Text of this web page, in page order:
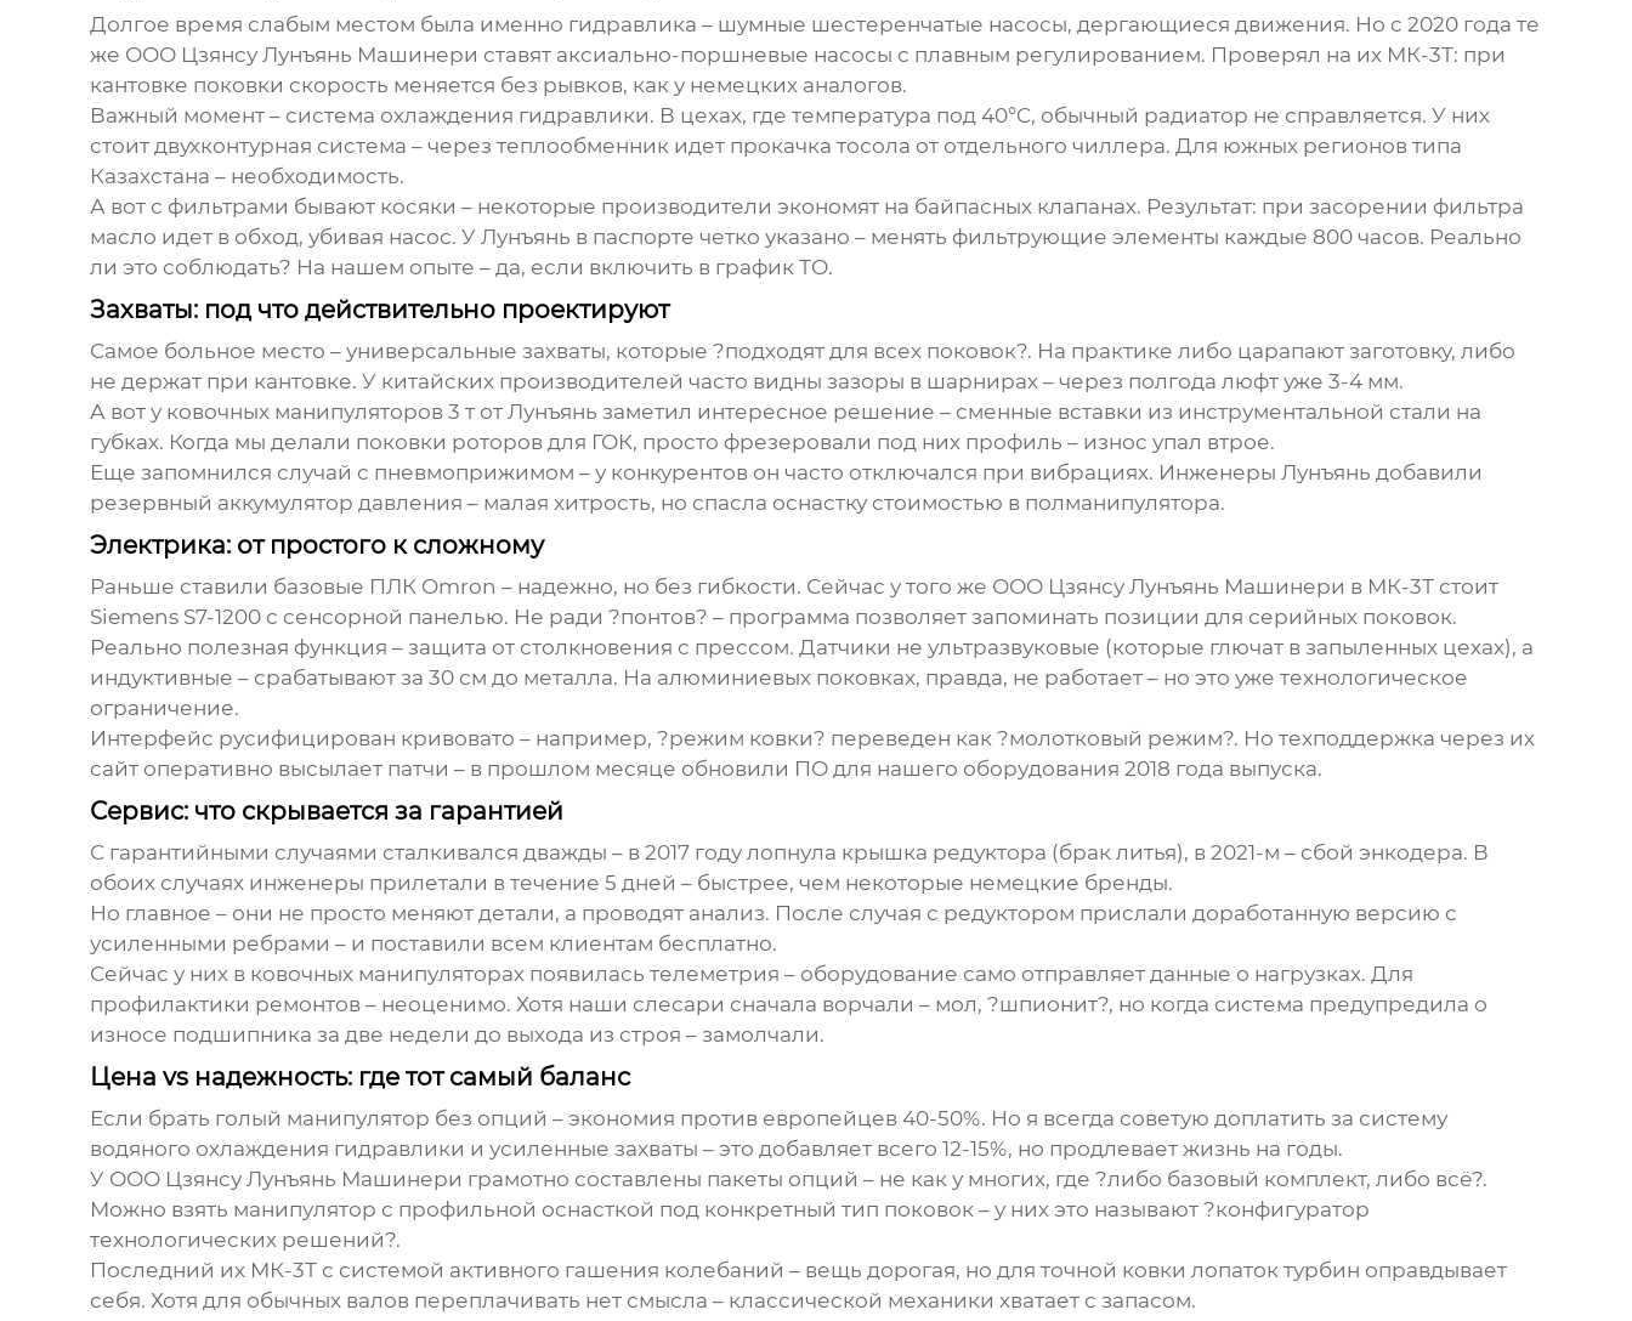
Долгое время слабым местом была именно гидравлика – шумные шестеренчатые насосы, дергающиеся движения. Но с 2020 года те
же ООО Цзянсу Лунъянь Машинери ставят аксиально-поршневые насосы с плавным регулированием. Проверял на их МК-3Т: при
кантовке поковки скорость меняется без рывков, как у немецких аналогов.
Важный момент – система охлаждения гидравлики. В цехах, где температура под 40°C, обычный радиатор не справляется. У них
стоит двухконтурная система – через теплообменник идет прокачка тосола от отдельного чиллера. Для южных регионов типа
Казахстана – необходимость.
А вот с фильтрами бывают косяки – некоторые производители экономят на байпасных клапанах. Результат: при засорении фильтра
масло идет в обход, убивая насос. У Лунъянь в паспорте четко указано – менять фильтрующие элементы каждые 800 часов. Реально
ли это соблюдать? На нашем опыте – да, если включить в график ТО.
Захваты: под что действительно проектируют
Самое больное место – универсальные захваты, которые ?подходят для всех поковок?. На практике либо царапают заготовку, либо
не держат при кантовке. У китайских производителей часто видны зазоры в шарнирах – через полгода люфт уже 3-4 мм.
А вот у ковочных манипуляторов 3 тот Лунъянь заметил интересное решение – сменные вставки из инструментальной стали на
губках. Когда мы делали поковки роторов для ГОК, просто фрезеровали под них профиль – износ упал втрое.
Еще запомнился случай с пневмоприжимом – у конкурентов он часто отключался при вибрациях. Инженеры Лунъянь добавили
резервный аккумулятор давления – малая хитрость, но спасла оснастку стоимостью в полманипулятора.
Электрика: от простого к сложному
Раньше ставили базовые ПЛК Omron – надежно, но без гибкости. Сейчас у того же ООО Цзянсу Лунъянь Машинери в МК-3Т стоит
Siemens S7-1200 с сенсорной панелью. Не ради ?понтов? – программа позволяет запоминать позиции для серийных поковок.
Реально полезная функция – защита от столкновения с прессом. Датчики не ультразвуковые (которые глючат в запыленных цехах), а
индуктивные – срабатывают за 30 см до металла. На алюминиевых поковках, правда, не работает – но это уже технологическое
ограничение.
Интерфейс русифицирован кривовато – например, ?режим ковки? переведен как ?молотковый режим?. Но техподдержка через их
сайтоперативно высылает патчи – в прошлом месяце обновили ПО для нашего оборудования 2018 года выпуска.
Сервис: что скрывается за гарантией
С гарантийными случаями сталкивался дважды – в 2017 году лопнула крышка редуктора (брак литья), в 2021-м – сбой энкодера. В
обоих случаях инженеры прилетали в течение 5 дней – быстрее, чем некоторые немецкие бренды.
Но главное – они не просто меняют детали, а проводят анализ. После случая с редуктором прислали доработанную версию с
усиленными ребрами – и поставили всем клиентам бесплатно.
Сейчас у них в ковочных манипуляторахпоявилась телеметрия – оборудование само отправляет данные о нагрузках. Для
профилактики ремонтов – неоценимо. Хотя наши слесари сначала ворчали – мол, ?шпионит?, но когда система предупредила о
износе подшипника за две недели до выхода из строя – замолчали.
Цена vs надежность: где тот самый баланс
Если брать голый манипулятор без опций – экономия против европейцев 40-50%. Но я всегда советую доплатить за систему
водяного охлаждения гидравлики и усиленные захваты – это добавляет всего 12-15%, но продлевает жизнь на годы.
У ООО Цзянсу Лунъянь Машинери грамотно составлены пакеты опций – не как у многих, где ?либо базовый комплект, либо всё?.
Можно взять манипулятор с профильной оснасткой под конкретный тип поковок – у них это называют ?конфигуратор
технологических решений?.
Последний их МК-3Т с системой активного гашения колебаний – вещь дорогая, но для точной ковки лопаток турбин оправдывает
себя. Хотя для обычных валов переплачивать нет смысла – классической механики хватает с запасом.